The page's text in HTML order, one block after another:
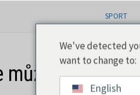
SPORT
můžete setkat
We've detected
want to change to:
English